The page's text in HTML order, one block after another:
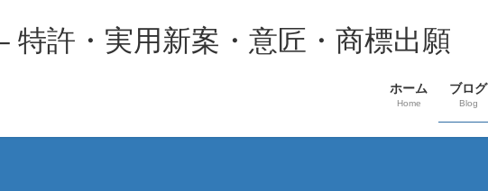
特許・実用新案・意匠・商標出願
ホーム
Home
ブログ
Blog